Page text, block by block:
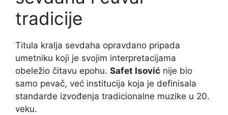
tradicije
Titula kralja sevdaha opravdano pripada
umetniku koji je svojim interpretacijama
obeležio čitavu epohu. Safet Isović nije bio
samo pevač, već institucija koja je definisala
standarde izvođenja tradicionalne muzike u 20.
veku.